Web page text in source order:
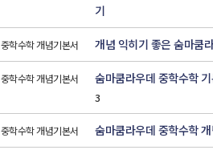
기
중학수학 개념기본서 개념 익히기 좋은 숨마쿰
중학수학 개념기본서 숨마쿰라우데 중학수학
3
중학수학 개념기본서 숨마쿰라우데 중학수학